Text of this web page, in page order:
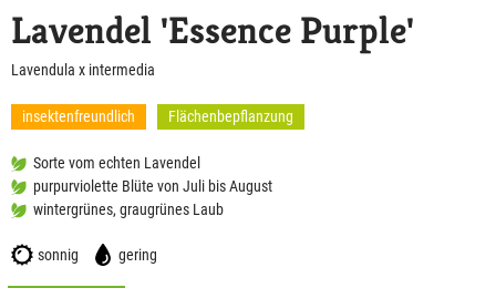
Lavendel 'Essence Purple'
Lavendula x intermedia
insektenfreundlich Flächenbepflanzung
Sorte vom echten Lavendel
purpurviolette Blüte von Juli bis August
wintergrünes, graugrünes Laub
sonnig gering